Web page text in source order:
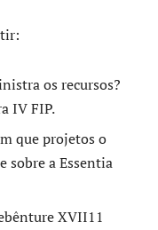
os recursos?
IV FIP.
que projetos o
sobre a Essentia
XVII11